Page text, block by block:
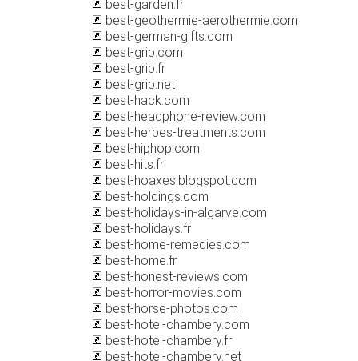
best-garden.fr
best-geothermie-aerothermie.com
best-german-gifts.com
best-grip.com
best-grip.fr
best-grip.net
best-hack.com
best-headphone-review.com
best-herpes-treatments.com
best-hiphop.com
best-hits.fr
best-hoaxes.blogspot.com
best-holdings.com
best-holidays-in-algarve.com
best-holidays.fr
best-home-remedies.com
best-home.fr
best-honest-reviews.com
best-horror-movies.com
best-horse-photos.com
best-hotel-chambery.com
best-hotel-chambery.fr
best-hotel-chambery.net